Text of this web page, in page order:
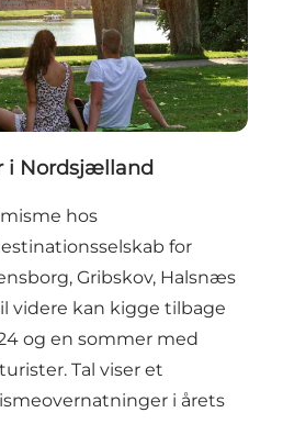
i Nordsjælland
hos
for
Gribskov, Halsnæs
videre kan kigge tilbage
og en sommer med
Tal viser et
i årets